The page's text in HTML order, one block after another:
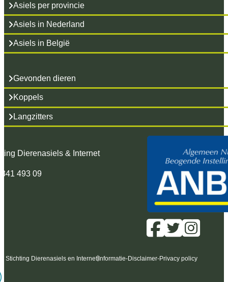
Asiels per provincie
Asiels in Nederland
Asiels in België
Gevonden dieren
Koppels
Langzitters
Dierenasiels & Internet
493 09
Stichting Dierenasiels en Internet Informatie-Disclaimer-Privacy policy